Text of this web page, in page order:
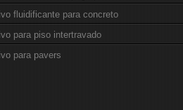
fluidificante para concreto
para piso intertravado
para pavers